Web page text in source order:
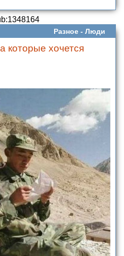
Разное - Люди
которые хочется